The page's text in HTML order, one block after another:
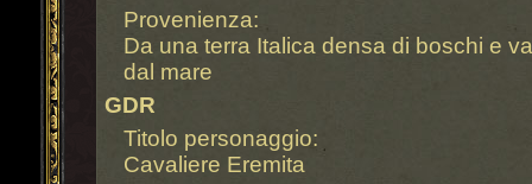
Provenienza:
Da una terra Italica densa di boschi e
dal mare
GDR
Titolo personaggio:
Cavaliere Eremita